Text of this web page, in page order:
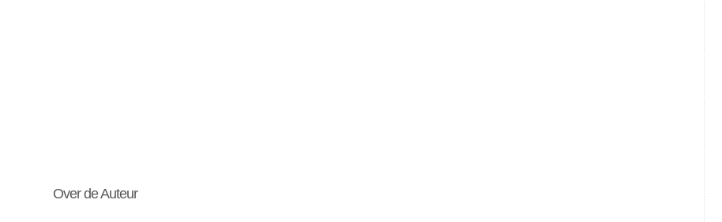
Over de Auteur